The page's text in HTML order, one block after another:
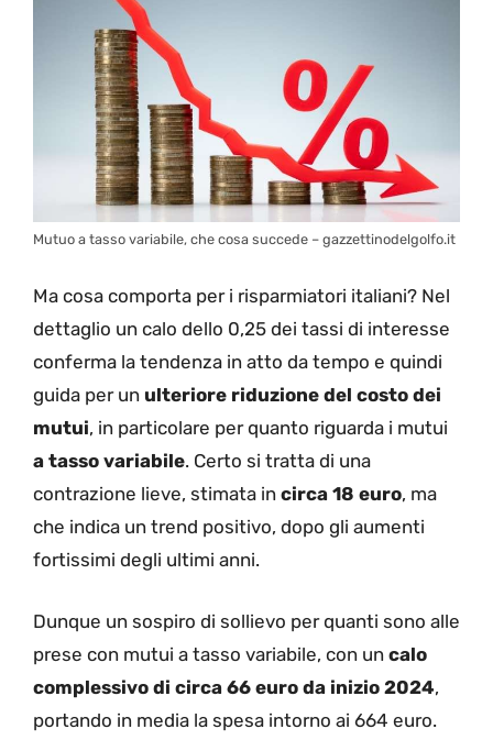
Mutuo a tasso variabile, che cosa succede – gazzettinodelgolfo.it
Ma cosa comporta per i risparmiatori italiani? Nel
dettaglio un calo dello 0,25 dei tassi di interesse
conferma la tendenza in atto da tempo e quindi
guida per un ulteriore riduzione del costo dei
mutui, in particolare per quanto riguarda i mutui
a tasso variabile. Certo si tratta di una
contrazione lieve, stimata in circa 18 euro, ma
che indica un trend positivo, dopo gli aumenti
fortissimi degli ultimi anni.
Dunque un sospiro di sollievo per quanti sono alle
prese con mutui a tasso variabile, con un calo
complessivo di circa 66 euro da inizio 2024,
portando in media la spesa intorno ai 664 euro.